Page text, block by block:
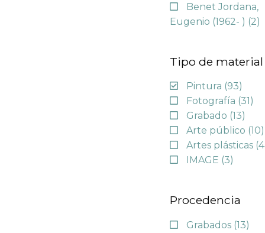
Benet Jordana,
Eugenio (1962- ) (2)
Tipo de material
Pintura (93)
Fotografía (31)
Grabado (13)
Arte público (10)
Artes plásticas
IMAGE (3)
Procedencia
Grabados (13)